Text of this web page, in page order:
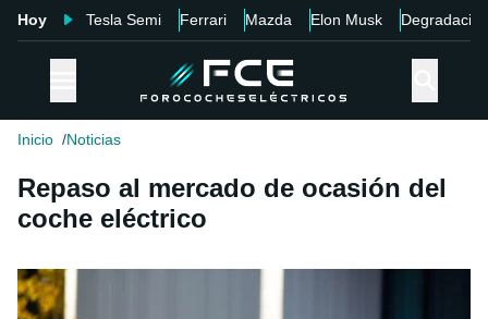
Hoy Tesla Semi Ferrari Mazda Elon Musk Degradación
Inicio Noticias
Repaso al mercado de ocasión del
coche eléctrico